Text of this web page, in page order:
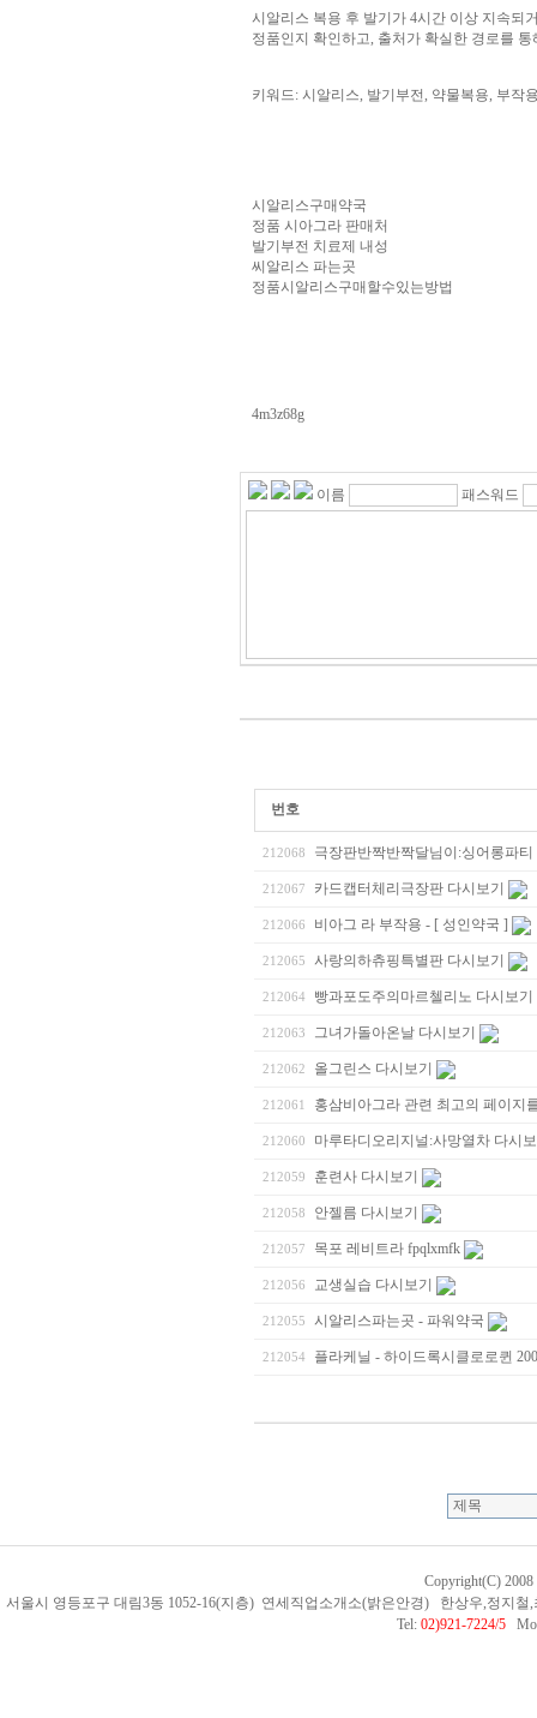
시알리스 복용 후 발기가 4시간 이상 지속되
정품인지 확인하고, 출처가 확실한 경로를
키워드: 시알리스, 발기부전, 약물복용, 부작
시알리스구매약국
정품 시아그라 판매처
발기부전 치료제 내성
씨알리스 파는곳
정품시알­리스구매할수있는방법
4m3z68g
이름 패스워드
번호
212068 극장판반짝반짝달님이:싱어롱파
212067 카드캡터체리극장판 다시보기
212066 비아그 라 부작용 - [ 성인약국 ]
212065 사랑의하츄핑특별판 다시보기
212064 빵과포도주의마르첼리노 다시보기
212063 그녀가돌아온날 다시보기
212062 올그린스 다시보기
212061 홍삼비아그라 관련 최고의 페이지
212060 마루타디오리지널:사망열차 다시
212059 훈련사 다시보기
212058 안젤름 다시보기
212057 목포 레비트라 fpqlxmfk
212056 교생실습 다시보기
212055 시알리스파는곳 - 파워약국
212054 플라케닐 - 하이드록시클로로퀸
Copyright(C)
서울시 영등포구 대림3동 1052-16(지층) 연세직업소개소(밝은안경) 한상우,정지
Tel:02)921-7224/5